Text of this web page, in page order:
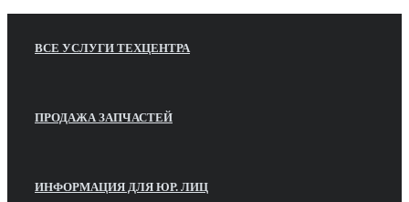
ВСЕ УСЛУГИ ТЕХЦЕНТРА
ПРОДАЖА ЗАПЧАСТЕЙ
ИНФОРМАЦИЯ ДЛЯ ЮР. ЛИЦ